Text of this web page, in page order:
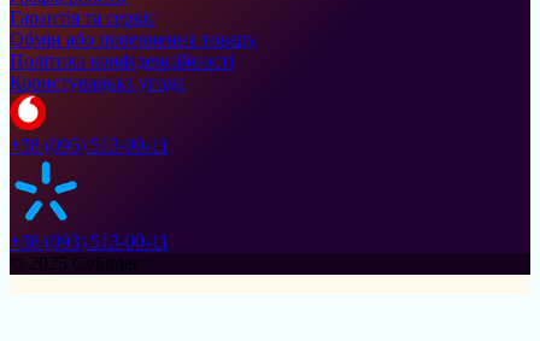
Гарантія та сервіс
Обмін або повернення товару
Політика конфіденційності
Користувацька угода
+38 (095) 513-00-11
+38 (093) 513-00-11
© 2025 Cylinder